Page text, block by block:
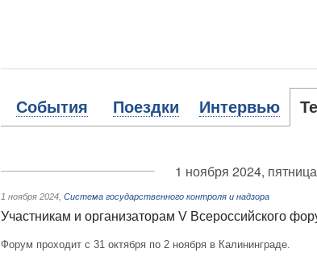
События Поездки Интервью
1 ноября 2024, пятница
1 ноября 2024 Система государственного контроля и надзора
Участникам и организаторам V Всероссийского
Форум проходит с 31 октября по 2 ноября в Калининграде.